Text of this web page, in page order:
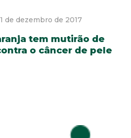
de dezembro de 2017
tem mutirão de
o câncer de pele